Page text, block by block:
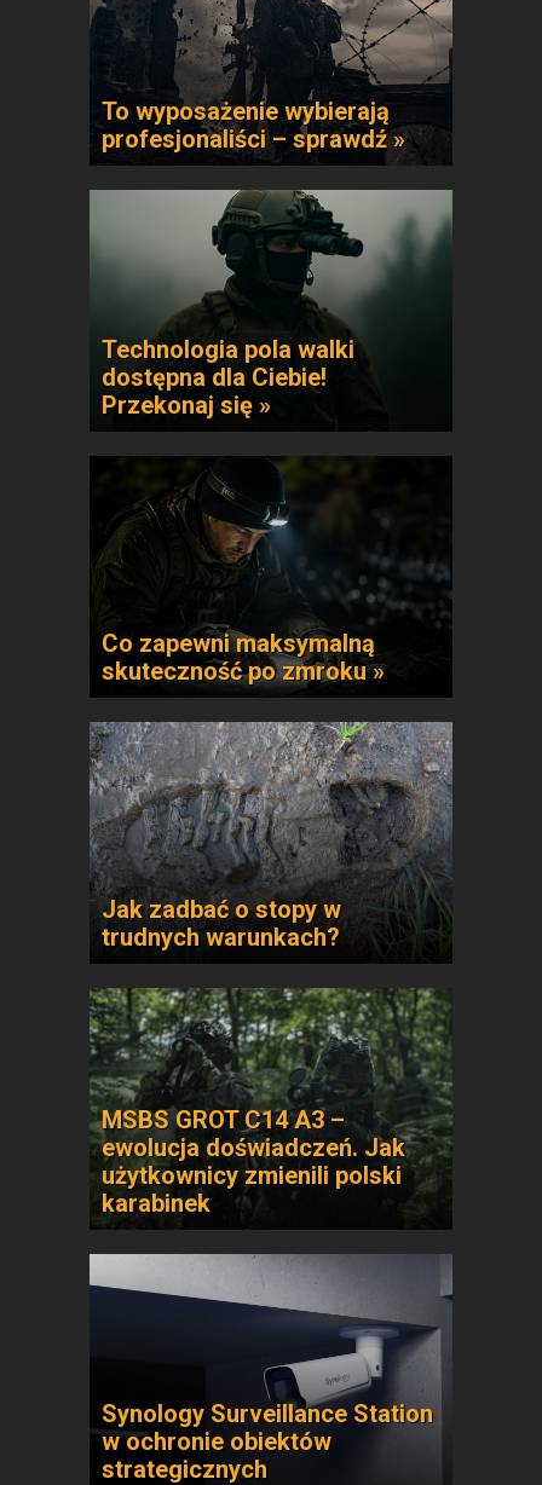
To wyposażenie wybierają
profesjonaliści – sprawdź »
Technologia pola walki
dostępna dla Ciebie!
Przekonaj się »
Co zapewni maksymalną
skuteczność po zmroku »
Jak zadbać o stopy w
trudnych warunkach?
MSBS GROT C14 A3 –
ewolucja doświadczeń. Jak
użytkownicy zmienili polski
karabinek
Synology Surveillance Station
w ochronie obiektów
strategicznych